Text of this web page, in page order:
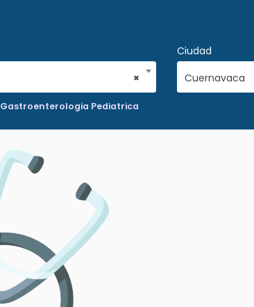
×
Ciudad
Cuernavaca
Gastroenterologia Pediatrica